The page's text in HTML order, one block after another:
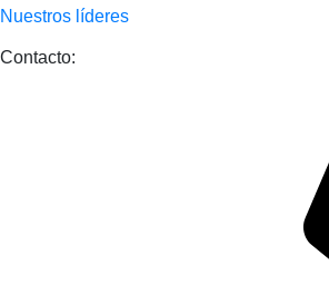
Nuestros líderes
Contacto: